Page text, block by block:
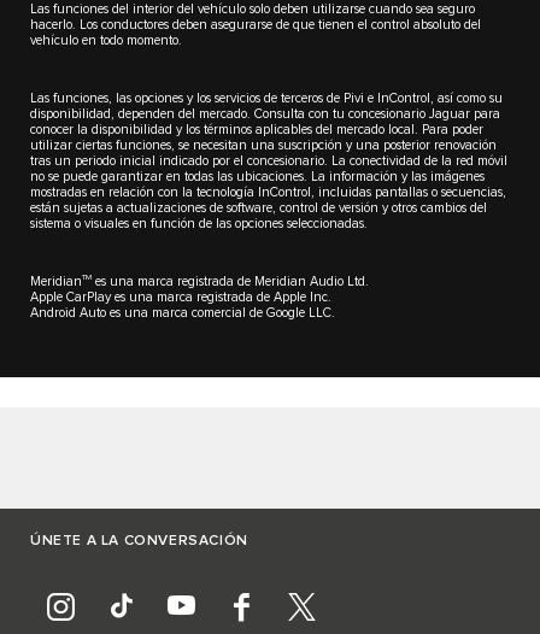
Las funciones del interior del vehículo solo deben utilizarse cuando sea seguro
hacerlo. Los conductores deben asegurarse de que tienen el control absoluto del
vehículo en todo momento.
Las funciones, las opciones y los servicios de terceros de Pivi e InControl, así como su
disponibilidad, dependen del mercado. Consulta con tu concesionario Jaguar para
conocer la disponibilidad y los términos aplicables del mercado local. Para poder
utilizar ciertas funciones, se necesitan una suscripción y una posterior renovación
tras un periodo inicial indicado por el concesionario. La conectividad de la red móvil
no se puede garantizar en todas las ubicaciones. La información y las imágenes
mostradas en relación con la tecnología InControl, incluidas pantallas o secuencias,
están sujetas a actualizaciones de software, control de versión y otros cambios del
sistema o visuales en función de las opciones seleccionadas.
MeridianTM es una marca registrada de Meridian Audio Ltd.
Apple CarPlay es una marca registrada de Apple Inc.
Android Auto es una marca comercial de Google LLC.
ÚNETE A LA CONVERSACIÓN